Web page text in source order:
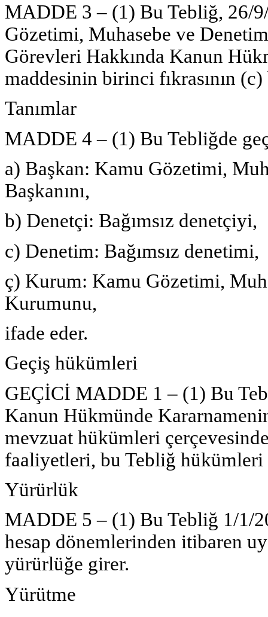
MADDE 3 – (1) Bu Tebliğ, 26/
Gözetimi, Muhasebe ve
Görevleri Hakkında Kanun
maddesinin birinci fıkrasının (c)
Tanımlar
MADDE 4 – (1) Bu Tebliğde
a) Başkan: Kamu Gözetimi,
Başkanını,
b) Denetçi: Bağımsız denetçiyi,
c) Denetim: Bağımsız denetimi,
ç) Kurum: Kamu Gözetimi,
Kurumunu,
ifade eder.
Geçiş hükümleri
GEÇİCİ MADDE 1 – (1) Bu
Kanun Hükmünde
mevzuat hükümleri
faaliyetleri, bu Tebliğ
Yürürlük
MADDE 5 – (1) Bu Tebliğ 1/1/
hesap dönemlerinden itibaren
yürürlüğe girer.
Yürütme